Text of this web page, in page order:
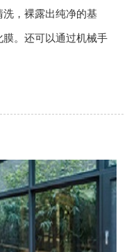
，裸露出纯净的基
。还可以通过机械手